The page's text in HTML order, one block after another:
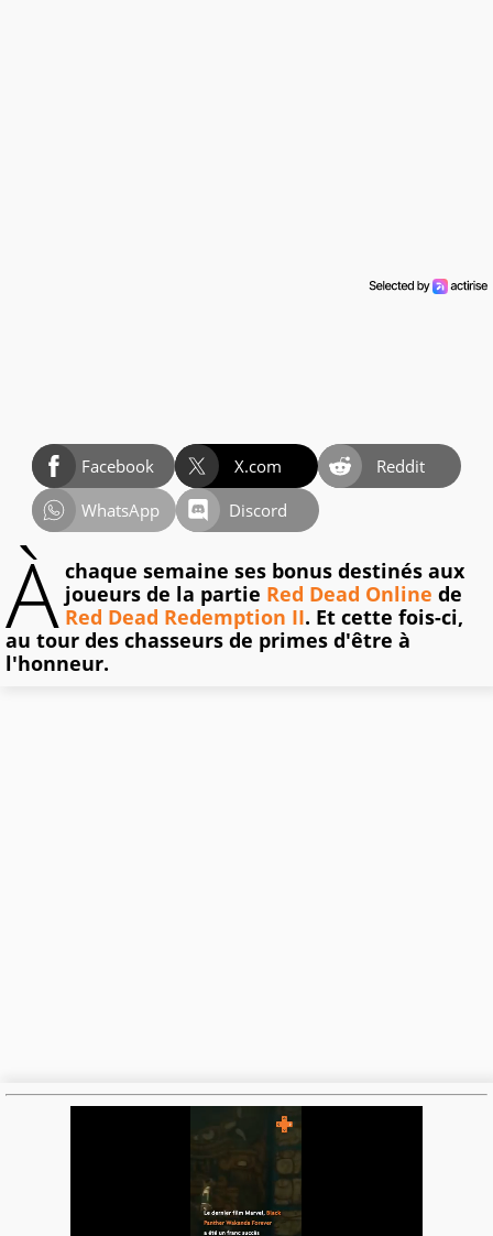
Facebook X.com
Reddit
WhatsApp
Discord
À chaque semaine ses bonus destinés aux
joueurs de la partie Red Dead Online de
Red Dead Redemption II. Et cette fois-ci,
au tour des chasseurs de primes d'être à
l'honneur.